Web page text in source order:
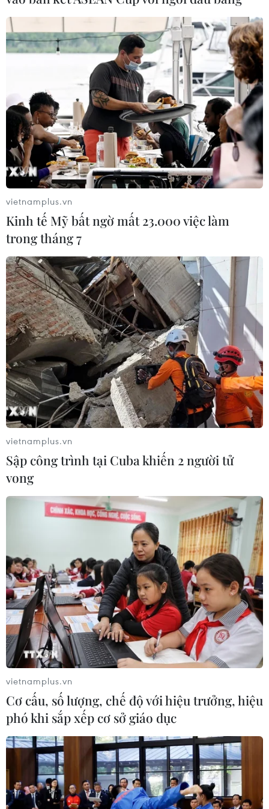
vietnamplus.vn
Kinh tế Mỹ bất ngờ mất 23.000 việc làm
trong tháng 7
vietnamplus.vn
Sập công trình tại Cuba khiến 2 người tử
vong
vietnamplus.vn
Cơ cấu, số lượng, chế độ với hiệu trưởng, hiệu
phó khi sắp xếp cơ sở giáo dục